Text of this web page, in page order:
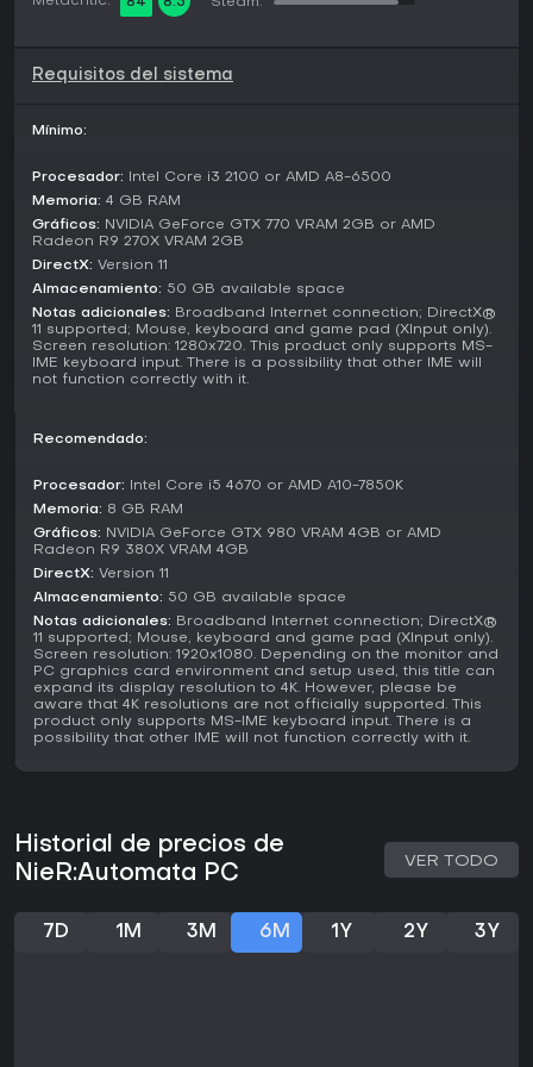
y las formas de vida máquina, lo que genera encuentros
El mundo alterna paisajes desolados con vestigios de la
subeventos y trasfondo.
NieR:Automata sigue siendo una opción sólida para fans de
los action RPG con historias filosóficas y rejugabilidad
gracias a sus múltiples finales. Las opiniones de jugadores
elogian el combate absorbente y la narrativa inolvidable,
aunque algunos critican que los elementos RPG resultan
irregulares.
Si te gustan los títulos que mezclan combates
resiste bien en 2026, sobre todo por su paquete completo
Requisitos del sistema
Mínimo:
Procesador: Intel Core i3 2100 or AMD A8-6500
Memoria: 4 GB RAM
Gráficos: NVIDIA GeForce GTX 770 VRAM 2GB or AMD
Radeon R9 270X VRAM 2GB
DirectX: Version 11
Almacenamiento: 50 GB available space
Notas adicionales: Broadband Internet connection; DirectX®
11 supported; Mouse, keyboard and game pad (XInput only).
Screen resolution: 1280x720. This product only supports MS-
IME keyboard input. There is a possibility that other IME will
not function correctly with it.
Recomendado:
Procesador: Intel Core i5 4670 or AMD A10-7850K
Memoria: 8 GB RAM
Gráficos: NVIDIA GeForce GTX 980 VRAM 4GB or AMD
Radeon R9 380X VRAM 4GB
DirectX: Version 11
Almacenamiento: 50 GB available space
Notas adicionales: Broadband Internet connection; DirectX®
11 supported; Mouse, keyboard and game pad (XInput only).
Screen resolution: 1920x1080. Depending on the monitor and
PC graphics card environment and setup used, this title can
expand its display resolution to 4K. However, please be
aware that 4K resolutions are not officially supported. This
product only supports MS-IME keyboard input. There is a
possibility that other IME will not function correctly with it.
Historial de precios de
NieR:Automata PC
VER TODO
7D 1M 3M 6M 1Y 2Y 3Y